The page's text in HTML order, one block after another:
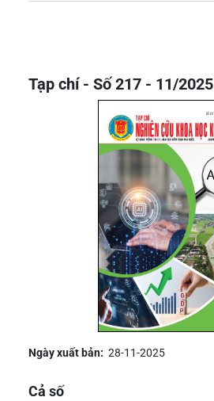
Tạp chí - Số 217 - 11/2025
Ngày xuất bản: 28-11-2025
Cả số